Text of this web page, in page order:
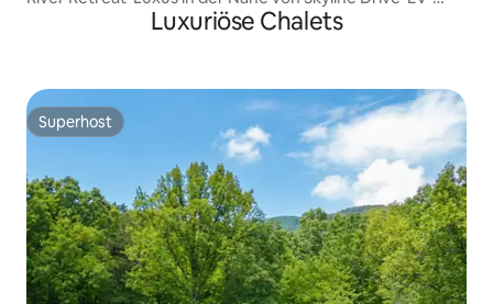
Luxuriöse Chalets
Superhost
Superhost